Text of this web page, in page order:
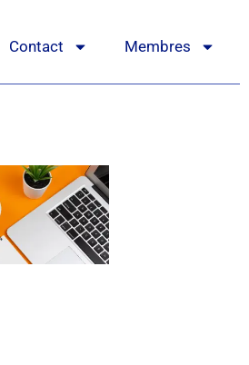
Contact Membres